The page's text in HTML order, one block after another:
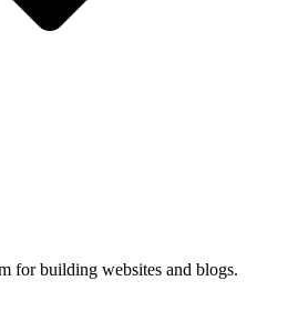
for building websites and blogs.